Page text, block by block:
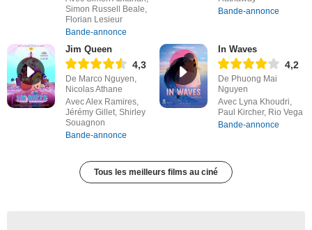
Simon Russell Beale,
Florian Lesieur
Bande-annonce
Bande-annonce
Jim Queen
4,3
De Marco Nguyen,
Nicolas Athane
Avec Alex Ramires,
Jérémy Gillet, Shirley
Souagnon
Bande-annonce
In Waves
4,2
De Phuong Mai
Nguyen
Avec Lyna Khoudri,
Paul Kircher, Rio Vega
Bande-annonce
Tous les meilleurs films au ciné